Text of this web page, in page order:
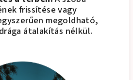
frissítése vagy
megoldható,
átalakítás nélkül.